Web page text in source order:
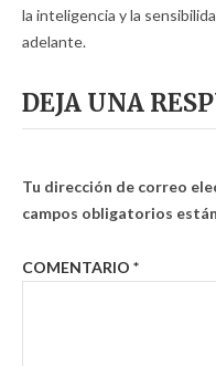
la inteligencia y la
adelante.
DEJA UNA
Tu dirección de correo
campos obligatorios
COMENTARIO *